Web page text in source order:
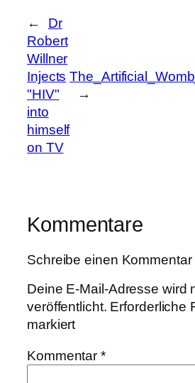
←
Dr
Robert
Willner
Injects
"HIV"
into
himself
on TV
→
Kommentare
Schreibe einen Kommentar
Deine E-Mail-Adresse wird
veröffentlicht. Erforderliche
markiert
Kommentar*